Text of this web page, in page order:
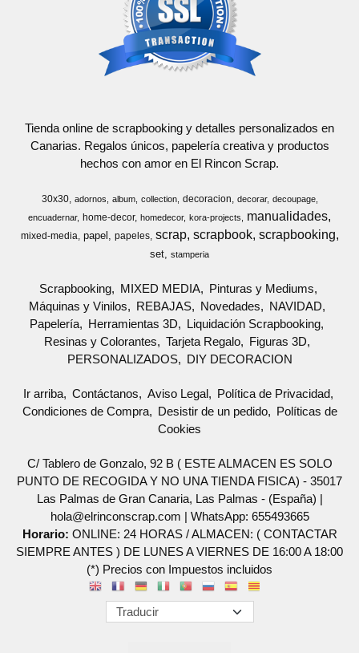
Tienda online de scrapbooking y detalles personalizados en
Canarias. Regalos únicos, papelería creativa y productos
hechos con amor en El Rincon Scrap.
30x30 adornos album collection decoracion decorar
decoupage
encuadernar
home-decor homedecor kora-projects manualidades
mixed-media papel papeles scrap scrapbook scrapbooking
set stamperia
Scrapbooking MIXED MEDIA
Pinturas y Mediums
Máquinas y Vinilos
REBAJAS Novedades
NAVIDAD
Papelería
Herramientas 3D
Liquidación Scrapbooking
Resinas y Colorantes
Tarjeta Regalo
Figuras 3D
PERSONALIZADOS
DIY DECORACION
Ir arriba Contáctanos Aviso Legal
Política de Privacidad
Condiciones de Compra
Desistir de un pedido
Políticas de
Cookies
C/ Tablero de Gonzalo, 92 B ( ESTE ALMACEN ES SOLO
PUNTO DE RECOGIDA Y NO UNA TIENDA FISICA) - 35017
Las Palmas de Gran Canaria, Las Palmas - (España) |
hola@elrinconscrap.com | WhatsApp: 655493665
Horario: ONLINE: 24 HORAS / ALMACEN: ( CONTACTAR
SIEMPRE ANTES ) DE LUNES A VIERNES DE 16:00 A 18:00
(*) Precios con Impuestos incluidos